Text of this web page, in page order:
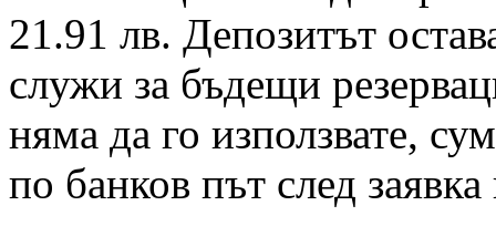
21.91 лв. Депозитът
служи за бъдещи
няма да го използвате,
по банков път след